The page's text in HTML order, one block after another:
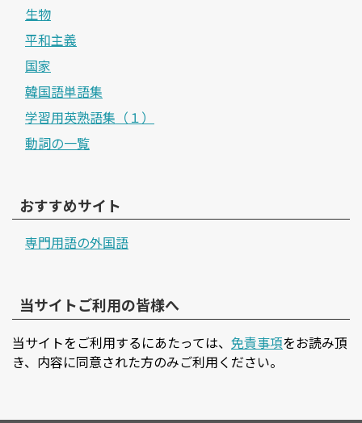
生物
平和主義
国家
韓国語単語集
学習用英熟語集（１）
動詞の一覧
おすすめサイト
専門用語の外国語
当サイトご利用の皆様へ
当サイトをご利用するにあたっては、 免責事項をお読み頂
き、内容に同意された方のみご利用ください。